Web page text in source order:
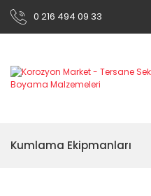
0 216 494 09 33
Kumlama Ekipmanları